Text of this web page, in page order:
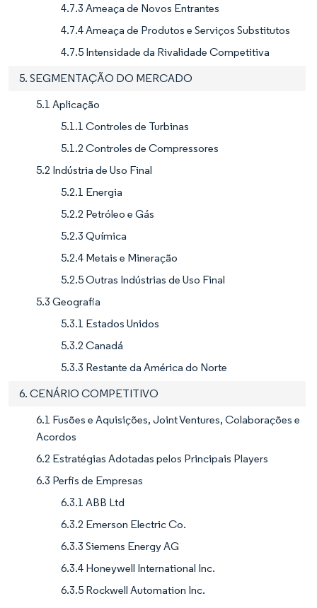
4.7.3 Ameaça de Novos Entrantes
4.7.4 Ameaça de Produtos e Serviços Substitutos
4.7.5 Intensidade da Rivalidade Competitiva
5. SEGMENTAÇÃO DO MERCADO
5.1 Aplicação
5.1.1 Controles de Turbinas
5.1.2 Controles de Compressores
5.2 Indústria de Uso Final
5.2.1 Energia
5.2.2 Petróleo e Gás
5.2.3 Química
5.2.4 Metais e Mineração
5.2.5 Outras Indústrias de Uso Final
5.3 Geografia
5.3.1 Estados Unidos
5.3.2 Canadá
5.3.3 Restante da América do Norte
6. CENÁRIO COMPETITIVO
6.1 Fusões e Aquisições, Joint Ventures, Colaborações e
Acordos
6.2 Estratégias Adotadas pelos Principais Players
6.3 Perfis de Empresas
6.3.1 ABB Ltd
6.3.2 Emerson Electric Co.
6.3.3 Siemens Energy AG
6.3.4 Honeywell International Inc.
6.3.5 Rockwell Automation Inc.